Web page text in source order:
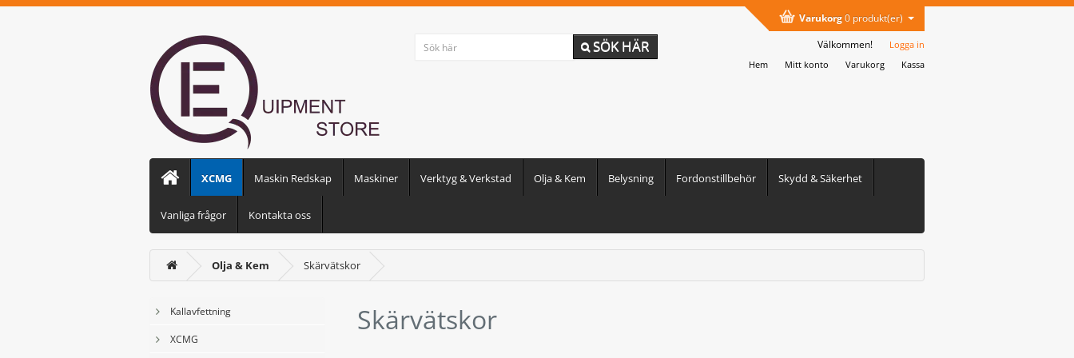
Varukorg0 produkt(er)
SÖK HÄR Välkommen!
Logga in
Hem
Mitt konto Varukorg Kassa
XCMG Maskin Redskap Maskiner Verktyg & Verkstad Olja & Kem Belysning Fordonstillbehör Skydd & Säkerhet
Vanliga frågor Kontakta oss
Olja & Kem Skärvätskor
Kallavfettning
XCMG
Skärvätskor